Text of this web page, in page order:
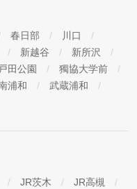
春日部
川口
新越谷
新所沢
戸田公園
獨協大学前
浦和
武蔵浦和
JR茨木
JR高槻